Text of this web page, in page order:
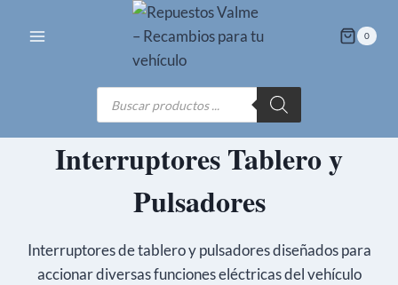
0
Búsqueda
de
productos
Interruptores Tablero y
Pulsadores
Interruptores de tablero y pulsadores diseñados para
accionar diversas funciones eléctricas del vehículo